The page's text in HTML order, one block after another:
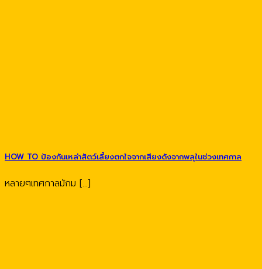
HOW TO ป้องกันเหล่าสัตว์เลี้ยงตกใจจากเสียงดังจากพลุในช่วงเทศกาล
หลายๆเทศกาลมักม [...]